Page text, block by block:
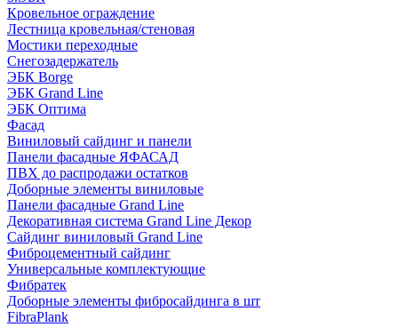
Кровельное ограждение
Лестница кровельная/стеновая
Мостики переходные
Снегозадержатель
ЭБК Borge
ЭБК Grand Line
ЭБК Оптима
Фасад
Виниловый сайдинг и панели
Панели фасадные ЯФАСАД
ПВХ до распродажи остатков
Доборные элементы виниловые
Панели фасадные Grand Line
Декоративная система Grand Line Декор
Сайдинг виниловый Grand Line
Фиброцементный сайдинг
Универсальные комплектующие
Фибратек
Доборные элементы фибросайдинга в шт
FibraPlank